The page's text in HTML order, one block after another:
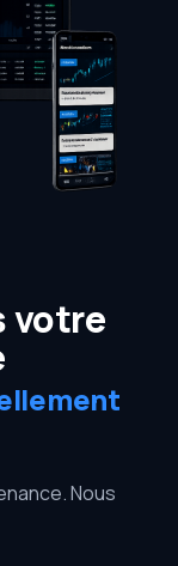
votre
Nous